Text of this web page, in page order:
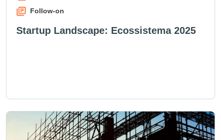
Follow-on
Startup Landscape: Ecossistema 2025